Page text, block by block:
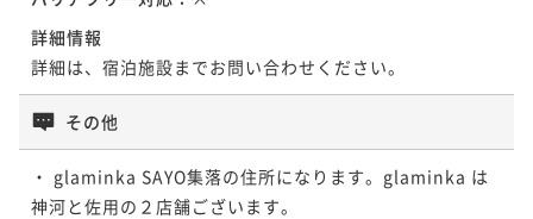
詳細情報
詳細は、宿泊施設までお問い合わせください。
その他
・ glaminka SAYO集落の住所になります。glaminka は
神河と佐用の２店舗ございます。